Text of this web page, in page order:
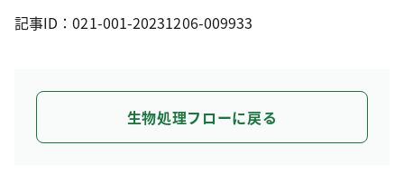
記事ID：021-001-20231206-009933
生物処理フローに戻る